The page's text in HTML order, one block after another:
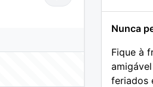
Nunca
Fique à
feriados